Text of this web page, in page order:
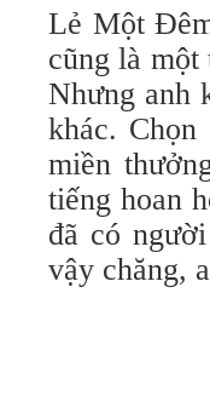
Lẻ Một
cũng là một
Nhưng anh
khác.
miền
tiếng hoan
đã có
vậy chăng,